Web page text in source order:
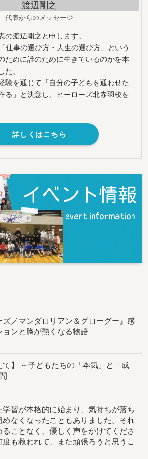
渡辺剛之
代表からのメッセージ
の渡辺剛之と申します。
仕事の選び方・人生の選び方」という
ために誰のために生きているのかを本
た。
験を通じて「自分の子どもを通わせた
る」と決意し、ヒーローズ北赤羽校を
詳しくはこちら
ズ／マンダロリアン＆グローグー』感
ョンと胸が熱くなる物語
て】 ～子どもたちの「本気」と「成
習が本格的に始まり、気持ちが落ち
めなくなったこともありました。それ
ことなく、優しく声をかけてくださ
度も救われて、また頑張ろうと思うこ